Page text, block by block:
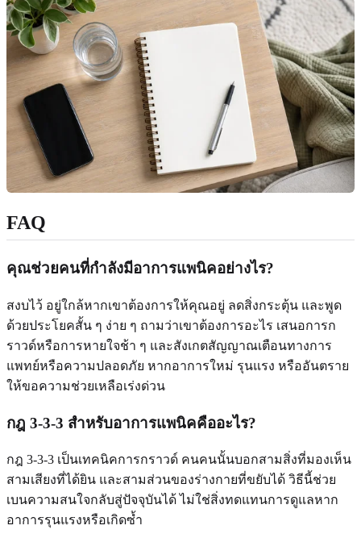
FAQ
คุณช่วยคนที่กำลังมีอาการแพนิคอย่างไร?
สงบไว้ อยู่ใกล้หากเขาต้องการให้คุณอยู่ ลดสิ่งกระตุ้น และพูด
ด้วยประโยคสั้น ๆ ง่าย ๆ ถามว่าเขาต้องการอะไร เสนอการก
ราวด์หรือการหายใจช้า ๆ และสังเกตสัญญาณเตือนทางการ
แพทย์หรือความปลอดภัย หากอาการใหม่ รุนแรง หรืออันตราย
ให้ขอความช่วยเหลือเร่งด่วน
กฎ 3-3-3 สำหรับอาการแพนิคคืออะไร?
กฎ 3-3-3 เป็นเทคนิคการกราวด์ คนคนนั้นบอกสามสิ่งที่มองเห็น
สามเสียงที่ได้ยิน และสามส่วนของร่างกายที่ขยับได้ วิธีนี้ช่วย
เบนความสนใจกลับสู่ปัจจุบันได้ ไม่ใช่สิ่งทดแทนการดูแลหาก
อาการรุนแรงหรือเกิดซ้ำ